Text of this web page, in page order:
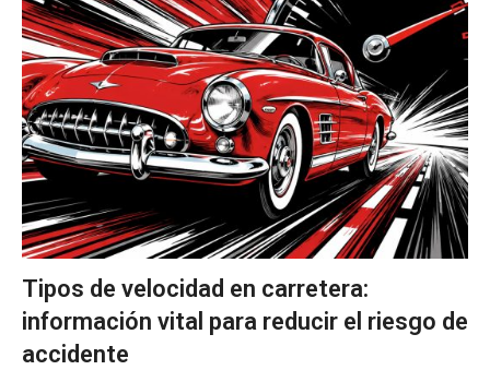
Tipos de velocidad en carretera:
información vital para reducir el riesgo de
accidente